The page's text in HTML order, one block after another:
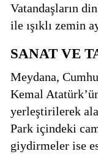
Vatandaşların
ile ışıklı zemin
SANAT VE
Meydana,
Kemal
yerleştirilerek
Park içindeki
giydirmeler ise